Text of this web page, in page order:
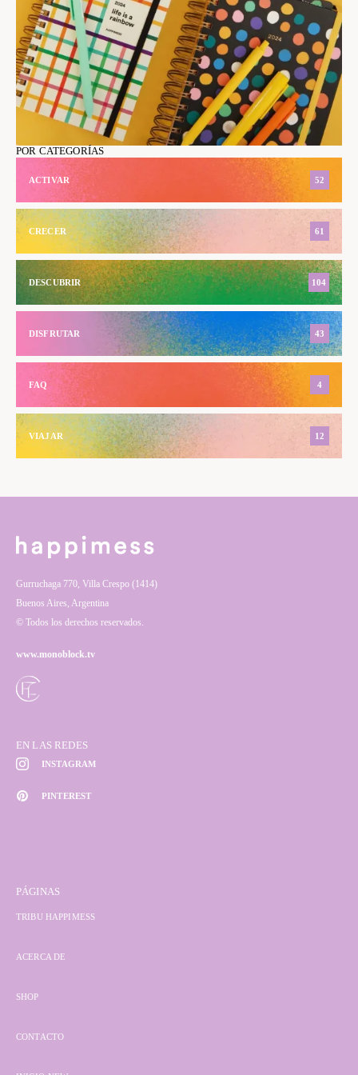
POR CATEGORÍAS
ACTIVAR 52
CRECER 61
DESCUBRIR 104
DISFRUTAR 43
FAQ 4
VIAJAR 12
Gurruchaga 770, Villa Crespo (1414)
Buenos Aires, Argentina
© Todos los derechos reservados.
www.monoblock.tv
EN LAS REDES
INSTAGRAM
PINTEREST
PÁGINAS
TRIBU HAPPIMESS
ACERCA DE
SHOP
CONTACTO